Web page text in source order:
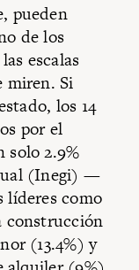
pueden
de los
escalas
miren. Si
los 14
por el
solo 2.9%
(Inegi) —
líderes como
construcción
(13.4%) y